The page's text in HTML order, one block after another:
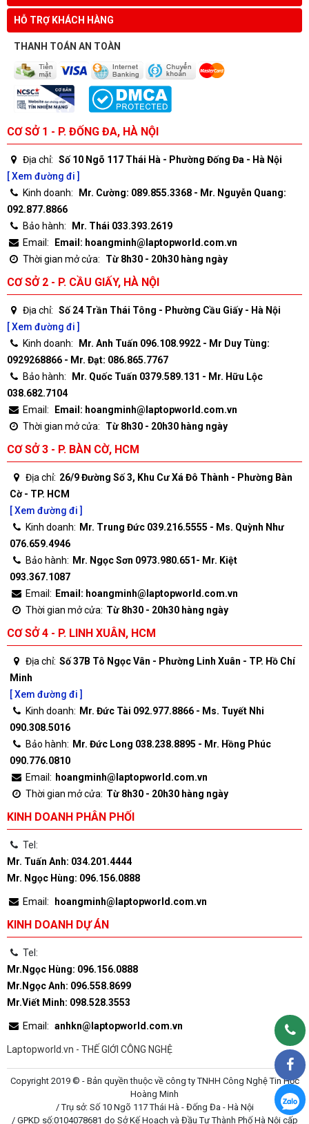
HỖ TRỢ KHÁCH HÀNG
THANH TOÁN AN TOÀN
CƠ SỞ 1 - P. ĐỐNG ĐA, HÀ NỘI
Địa chỉ: Số 10 Ngõ 117 Thái Hà - Phường Đống Đa - Hà Nội
[ Xem đường đi ]
Kinh doanh:
Mr. Cường: 089.855.3368 - Mr. Nguyễn Quang:
092.877.8866
Bảo hành:
Mr. Thái 033.393.2619
Email:
Email: hoangminh@laptopworld.com.vn
Thời gian mở cửa:
Từ 8h30 - 20h30 hàng ngày
CƠ SỞ 2 - P. CẦU GIẤY, HÀ NỘI
Địa chỉ: Số 24 Trần Thái Tông - Phường Cầu Giấy - Hà Nội
[ Xem đường đi ]
Kinh doanh:
Mr. Anh Tuấn 096.108.9922 - Mr Duy Tùng:
0929268866 - Mr. Đạt: 086.865.7767
Bảo hành:
Mr. Quốc Tuấn 0379.589.131 - Mr. Hữu Lộc
038.682.7104
Email:
Email: hoangminh@laptopworld.com.vn
Thời gian mở cửa:
Từ 8h30 - 20h30 hàng ngày
CƠ SỞ 3 - P. BÀN CỜ, HCM
Địa chỉ: 26/9 Đường Số 3, Khu Cư Xá Đô Thành - Phường Bàn
Cờ - TP. HCM
[ Xem đường đi ]
Kinh doanh: Mr. Trung Đức 039.216.5555 - Ms. Quỳnh Như
076.659.4946
Bảo hành: Mr. Ngọc Sơn 0973.980.651- Mr. Kiệt
093.367.1087
Email: Email: hoangminh@laptopworld.com.vn
Thời gian mở cửa: Từ 8h30 - 20h30 hàng ngày
CƠ SỞ 4 - P. LINH XUÂN, HCM
Địa chỉ: Số 37B Tô Ngọc Vân - Phường Linh Xuân - TP. Hồ Chí
Minh
[ Xem đường đi ]
Kinh doanh: Mr. Đức Tài 092.977.8866 - Ms. Tuyết Nhi
090.308.5016
Bảo hành: Mr. Đức Long 038.238.8895 - Mr. Hồng Phúc
090.776.0810
Email: hoangminh@laptopworld.com.vn
Thời gian mở cửa: Từ 8h30 - 20h30 hàng ngày
KINH DOANH PHÂN PHỐI
Tel:
Mr. Tuấn Anh: 034.201.4444
Mr. Ngọc Hùng: 096.156.0888
Email: hoangminh@laptopworld.com.vn
KINH DOANH DỰ ÁN
Tel:
Mr.Ngọc Hùng: 096.156.0888
Mr.Ngọc Anh: 096.558.8699
Mr.Viết Minh: 098.528.3553
Email: anhkn@laptopworld.com.vn
Laptopworld.vn - THẾ GIỚI CÔNG NGHỆ
Copyright 2019 © - Bản quyền thuộc về công ty TNHH Công Nghệ Tin Học
Hoàng Minh
/ Trụ sở: Số 10 Ngõ 117 Thái Hà - Đống Đa - Hà Nội
/ GPKD số:0104078681 do Sở Kế Hoạch và Đầu Tư Thành Phố Hà Nội cấp